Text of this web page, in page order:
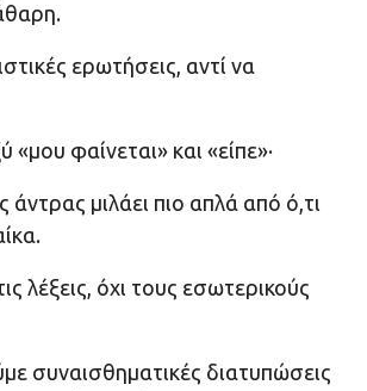
ερωτήσεις, αντί να
«μου φαίνεται» και «είπε»·
άντρας μιλάει πιο απλά από ό,τι
λέξεις, όχι τους εσωτερικούς
συναισθηματικές διατυπώσεις